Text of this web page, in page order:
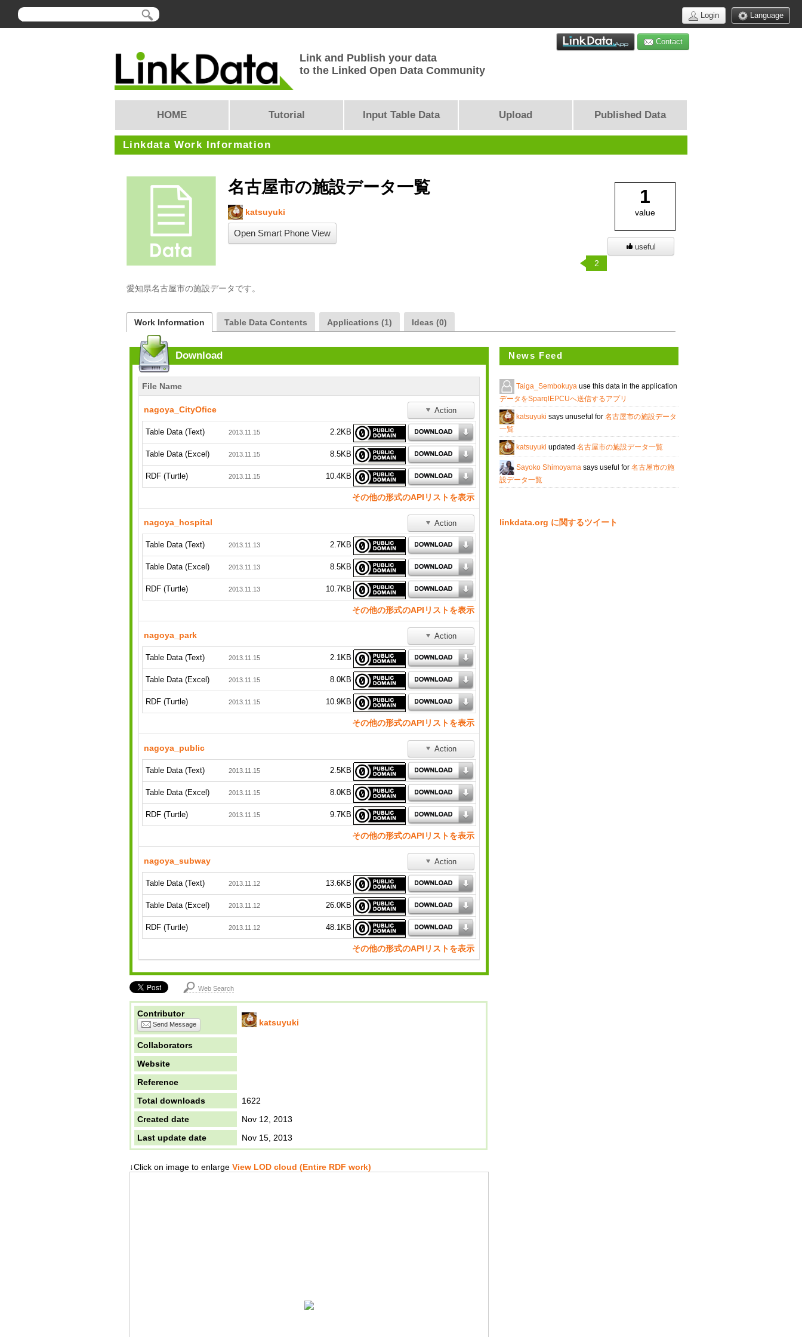
Language
Login
Contact
Link and Publish your data
to the Linked Open Data Community
HOME Tutorial Input Table Data Upload Published Data
Linkdata Work Information
名古屋市の施設データ一覧
katsuyuki
Open Smart Phone View
愛知県名古屋市の施設データです。
1
value
useful
2
Work Information Table Data Contents Applications (1) Ideas (0)
Download
File Name
nagoya_CityOfice Action
Table Data (Text) 2013.11.15 2.2KB
Table Data (Excel) 2013.11.15 8.5KB
RDF (Turtle) 2013.11.15 10.4KB
その他の形式のAPIリストを表示
nagoya_hospital Action
Table Data (Text) 2013.11.13 2.7KB
Table Data (Excel) 2013.11.13 8.5KB
RDF (Turtle) 2013.11.13 10.7KB
その他の形式のAPIリストを表示
nagoya_park Action
Table Data (Text) 2013.11.15 2.1KB
Table Data (Excel) 2013.11.15 8.0KB
RDF (Turtle) 2013.11.15 10.9KB
その他の形式のAPIリストを表示
nagoya_public Action
Table Data (Text) 2013.11.15 2.5KB
Table Data (Excel) 2013.11.15 8.0KB
RDF (Turtle) 2013.11.15 9.7KB
その他の形式のAPIリストを表示
nagoya_subway Action
Table Data (Text) 2013.11.12 13.6KB
Table Data (Excel) 2013.11.12 26.0KB
RDF (Turtle) 2013.11.12 48.1KB
その他の形式のAPIリストを表示
Web Search
Contributor
Send Message katsuyuki
Collaborators
Website
Reference
Total downloads
1622
Created date
Nov 12, 2013
Last update date
Nov 15, 2013
↓Click on image to enlarge View LOD cloud (Entire RDF work)
News Feed
Taiga_Sembokuya use this data in the application
データをSparqlEPCUへ送信するアプリ
katsuyuki says unuseful for 名古屋市の施設データ
一覧
katsuyuki updated 名古屋市の施設データ一覧
Sayoko Shimoyama says useful for 名古屋市の施
設データ一覧
linkdata.org に関するツイート